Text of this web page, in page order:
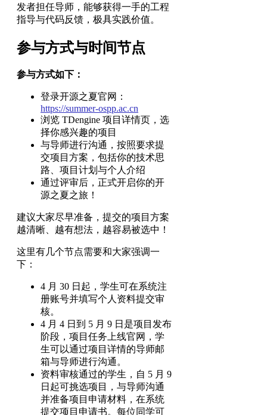
发者担任导师，能够获得一手的工程
指导与代码反馈，极具实践价值。
参与方式与时间节点
参与方式如下：
登录开源之夏官网：
https://summer-ospp.ac.cn
浏览 TDengine 项目详情页，选
择你感兴趣的项目
与导师进行沟通，按照要求提
交项目方案，包括你的技术思
路、项目计划与个人介绍
通过评审后，正式开启你的开
源之夏之旅！
建议大家尽早准备，提交的项目方案
越清晰、越有想法，越容易被选中！
这里有几个节点需要和大家强调一
下：
4 月 30 日起，学生可在系统注
册账号并填写个人资料提交审
核。
4 月 4 日到 5 月 9 日是项目发布
阶段，项目任务上线官网，学
生可以通过项目详情的导师邮
箱与导师进行沟通。
资料审核通过的学生，自 5 月 9
日起可挑选项目，与导师沟通
并准备项目申请材料，在系统
提交项目申请书。每位同学可